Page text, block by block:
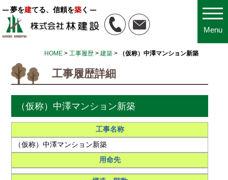
Menu
夢を建てる、信頼を築く
HOME >工事履歴 >建築 > （仮称）中澤マンション新築
工事履歴詳細
（仮称）中澤マンション新築
工事名称
（仮称）中澤マンション新築
用命先